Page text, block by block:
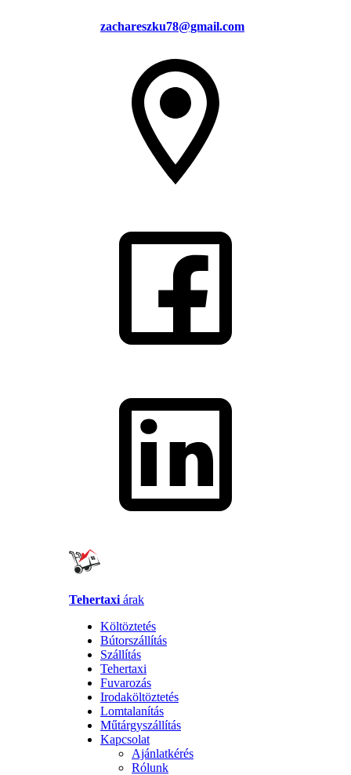
zachareszku78@gmail.com
Tehertaxi árak
Költöztetés
Bútorszállítás
Szállítás
Tehertaxi
Fuvarozás
Irodaköltöztetés
Lomtalanítás
Műtárgyszállítás
Kapcsolat
Ajánlatkérés
Rólunk